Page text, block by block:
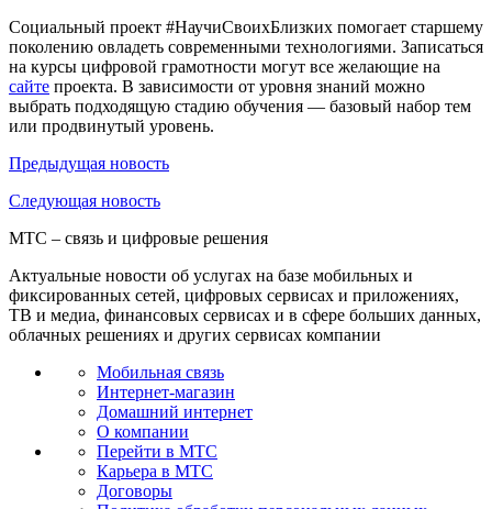
Социальный проект #НаучиСвоихБлизких помогает старшему
поколению овладеть современными технологиями. Записаться
на курсы цифровой грамотности могут все желающие на
сайте проекта. В зависимости от уровня знаний можно
выбрать подходящую стадию обучения — базовый набор тем
или продвинутый уровень.
Предыдущая новость
Следующая новость
МТС – связь и цифровые решения
Актуальные новости об услугах на базе мобильных и
фиксированных сетей, цифровых сервисах и приложениях,
ТВ и медиа, финансовых сервисах и в сфере больших данных,
облачных решениях и других сервисах компании
Мобильная связь
Интернет-магазин
Домашний интернет
О компании
Перейти в МТС
Карьера в МТС
Договоры